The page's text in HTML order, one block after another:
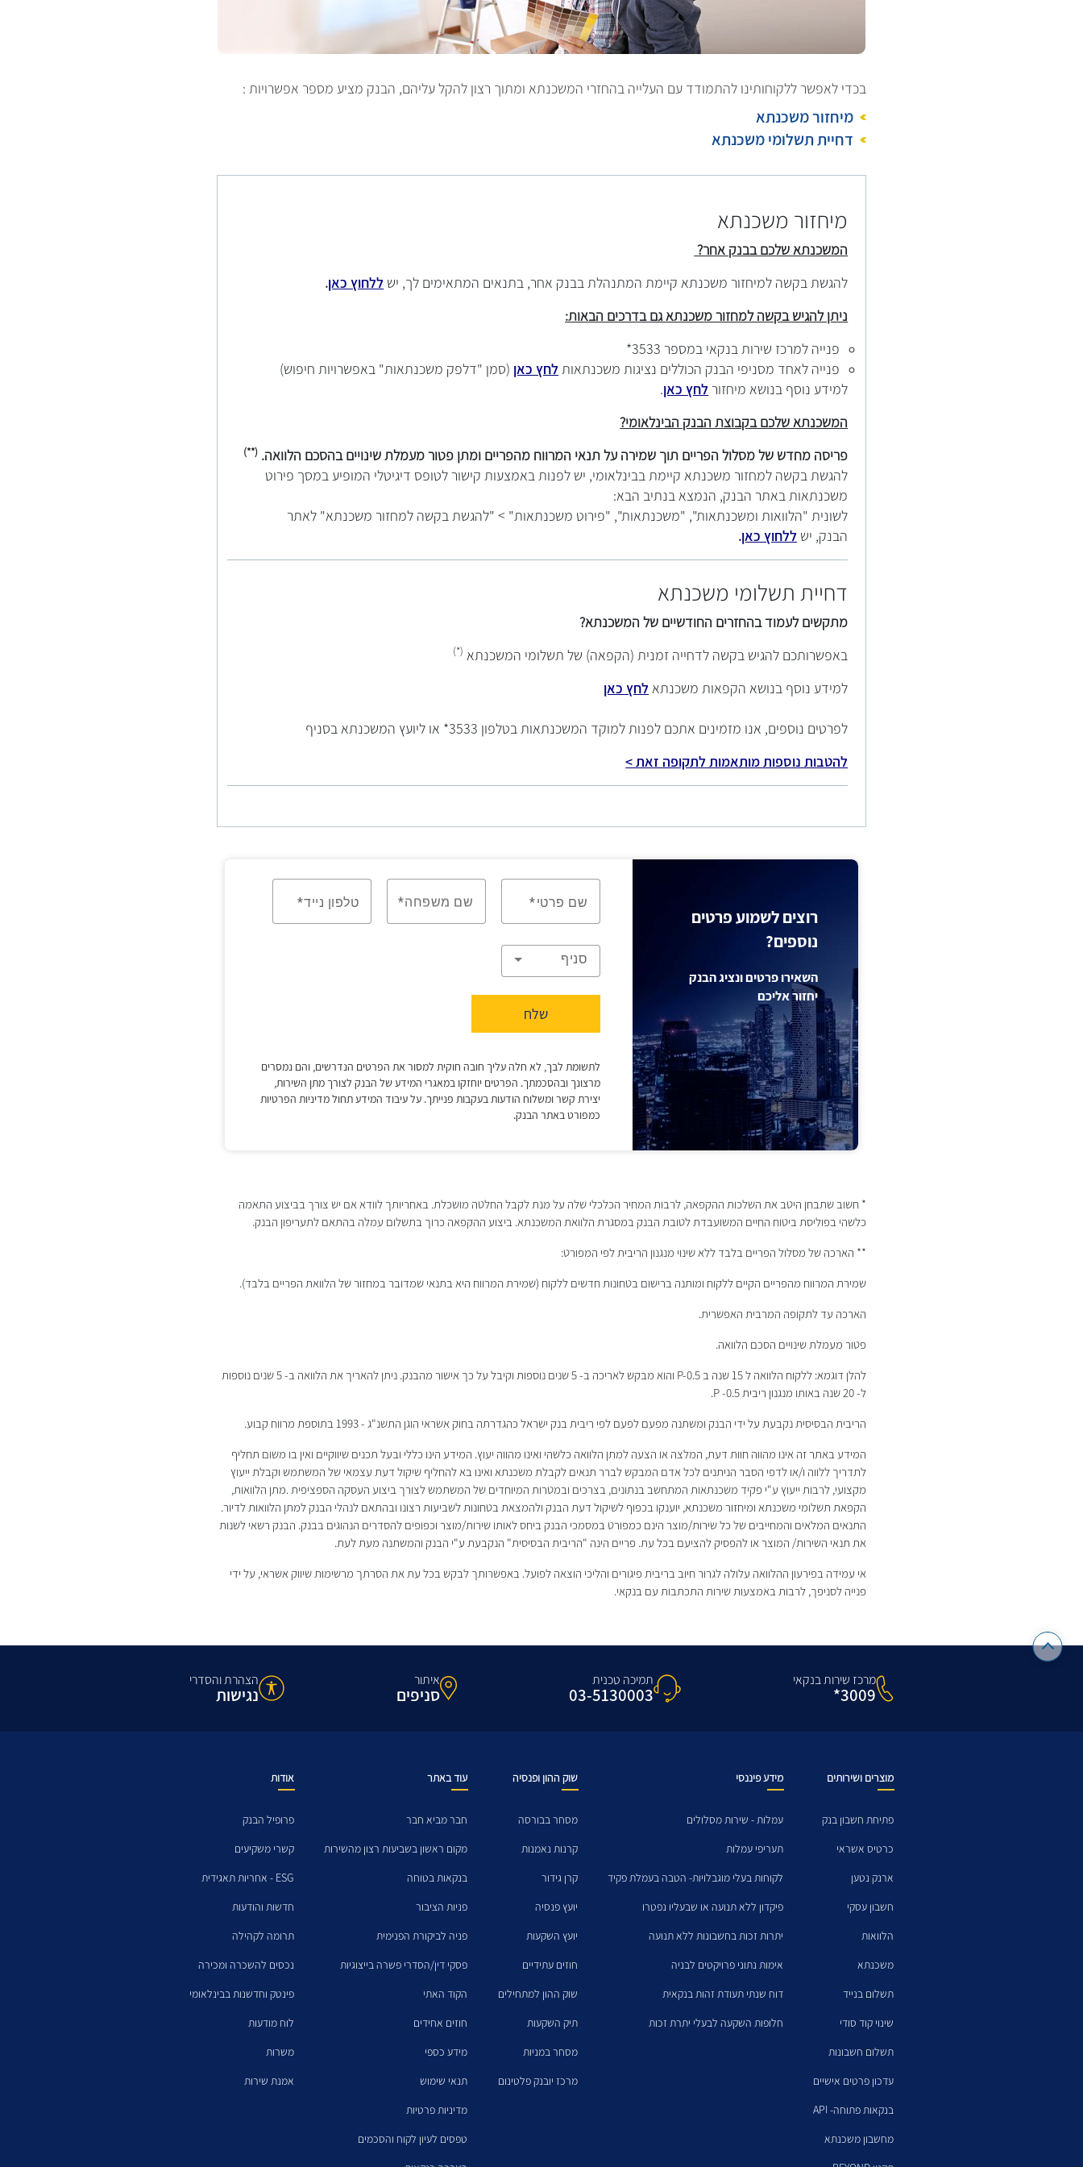
בכדי לאפשר ללקוחותינו להתמודד עם העלייה בהחזרי המשכנתא ומתוך רצון להקל עליהם, הבנק מציע מספר אפשרויות :
מיחזור משכנתא
דחיית תשלומי משכנתא
מיחזור משכנתא
המשכנתא שלכם בבנק אחר?
להגשת בקשה למיחזור משכנתא קיימת המתנהלת בבנק אחר, בתנאים המתאימים לך, יש ללחוץ כאן.
ניתן להגיש בקשה למחזור משכנתא גם בדרכים הבאות:
פנייה למרכז שירות בנקאי במספר 3533*
פנייה לאחד מסניפי הבנק הכוללים נציגות משכנתאות לחץ כאן (סמן "דלפק משכנתאות" באפשרויות חיפוש)
למידע נוסף בנושא מיחזור לחץ כאן.
המשכנתא שלכם בקבוצת הבנק הבינלאומי?
פריסה מחדש של מסלול הפריים תוך שמירה על תנאי המרווח מהפריים ומתן פטור מעמלת שינויים בהסכם הלוואה. (**)
להגשת בקשה למחזור משכנתא קיימת בבינלאומי, יש לפנות באמצעות קישור לטופס דיגיטלי המופיע במסך פירוט
משכנתאות באתר הבנק, הנמצא בנתיב הבא:
לשונית "הלוואות ומשכנתאות", "משכנתאות", "פירוט משכנתאות" > "להגשת בקשה למחזור משכנתא" לאתר
הבנק, יש ללחוץ כאן.
דחיית תשלומי משכנתא
מתקשים לעמוד בהחזרים החודשיים של המשכנתא?
באפשרותכם להגיש בקשה לדחייה זמנית (הקפאה) של תשלומי המשכנתא (*)
למידע נוסף בנושא הקפאות משכנתא לחץ כאן
לפרטים נוספים, אנו מזמינים אתכם לפנות למוקד המשכנתאות בטלפון 3533* או ליועץ המשכנתא בסניף
להטבות נוספות מותאמות לתקופה זאת >
* חשוב שתבחן היטב את השלכות ההקפאה, לרבות המחיר הכלכלי שלה על מנת לקבל החלטה מושכלת. באחריותך לוודא אם יש צורך בביצוע התאמה
כלשהי בפוליסת ביטוח החיים המשועבדת לטובת הבנק במסגרת הלוואת המשכנתא. ביצוע ההקפאה כרוך בתשלום עמלה בהתאם לתעריפון הבנק.
** הארכה של מסלול הפריים בלבד ללא שינוי מנגנון הריבית לפי המפורט:
שמירת המרווח מהפריים הקיים ללקוח ומותנה ברישום בטחונות חדשים ללקוח (שמירת המרווח היא בתנאי שמדובר במחזור של הלוואת הפריים בלבד).
הארכה עד לתקופה המרבית האפשרית.
פטור מעמלת שינויים הסכם הלוואה.
להלן דוגמא: ללקוח הלוואה ל 15 שנה ב P-0.5 והוא מבקש לאריכה ב- 5 שנים נוספות וקיבל על כך אישור מהבנק. ניתן להאריך את הלוואה ב- 5 שנים נוספות
ל- 20 שנה באותו מנגנון ריבית P -0.5.
הריבית הבסיסית נקבעת על ידי הבנק ומשתנה מפעם לפעם לפי ריבית בנק ישראל כהגדרתה בחוק אשראי הוגן התשנ"ג - 1993 בתוספת מרווח קבוע.
המידע באתר זה אינו מהווה חוות דעת, המלצה או הצעה למתן הלוואה כלשהי ואינו מהווה יעוץ. המידע הינו כללי ובעל תכנים שיווקיים ואין בו משום תחליף
לתדריך ללווה ו/או לדפי הסבר הניתנים לכל אדם המבקש לברר תנאים לקבלת משכנתא ואינו בא להחליף שיקול דעת עצמאי של המשתמש וקבלת ייעוץ
מקצועי, לרבות ייעוץ ע"י פקיד משכנתאות המתחשב בנתונים, בצרכים ובמטרות המיוחדים של המשתמש לצורך ביצוע העסקה הספציפית .מתן הלוואות,
הקפאת תשלומי משכנתא ומיחזור משכנתא, יוענקו בכפוף לשיקול דעת הבנק ולהמצאת בטחונות לשביעות רצונו ובהתאם לנהלי הבנק למתן הלוואות לדיור.
התנאים המלאים והמחייבים של כל שירות/מוצר הינם כמפורט במסמכי הבנק ביחס לאותו שירות/מוצר וכפופים להסדרים הנהוגים בבנק. הבנק רשאי לשנות
את תנאי השירות/ המוצר או להפסיק להציעם בכל עת. פריים הינה "הריבית הבסיסית" הנקבעת ע"י הבנק והמשתנה מעת לעת.
אי עמידה בפירעון ההלוואה עלולה לגרור חיוב בריבית פיגורים והליכי הוצאה לפועל. באפשרותך לבקש בכל עת את הסרתך מרשימות שיווק אשראי, על ידי
פנייה לסניפך, לרבות באמצעות שירות התכתבות עם בנקאי.
מרכז שירות בנקאי
3009*
תמיכה טכנית
03-5130003
איתור
סניפים
הצהרת והסדרי
נגישות
מוצרים ושירותים
פתיחת חשבון בנק
כרטיס אשראי
ארנק נטען
חשבון עסקי
הלוואות
משכנתא
תשלום בנייד
שינוי קוד סודי
תשלום חשבונות
עדכון פרטים אישיים
בנקאות פתוחה- API
מחשבון משכנתא
מידע פיננסי
עמלות - שירות מסלולים
תעריפי עמלות
לקוחות בעלי מוגבלויות- הטבה בעמלת פקיד
פיקדון ללא תנועה או שבעליו נפטרו
יתרות זכות בחשבונות ללא תנועה
אימות נתוני פרויקטים לבניה
דוח שנתי תעודת זהות בנקאית
חלופות השקעה לבעלי יתרת זכות
שוק ההון ופנסיה
מסחר בבורסה
קרנות נאמנות
קרן גידור
יועץ פנסיה
יועץ השקעות
חוזים עתידיים
שוק ההון למתחילים
תיק השקעות
מסחר במניות
מרכז יובנק פלטינום
עוד באתר
חבר מביא חבר
מקום ראשון בשביעות רצון מהשירות
בנקאות בטוחה
פניות הציבור
פניה לביקורת הפנימית
פסקי דין/הסדרי פשרה בייצוגיות
הקוד האתי
חוזים אחידים
מידע כספי
תנאי שימוש
מדיניות פרטיות
טפסים לעיון לקוח והסכמים
אודות
פרופיל הבנק
קשרי משקיעים
ESG - אחריות תאגידית
חדשות והודעות
תרומה לקהילה
נכסים להשכרה ומכירה
פינטק וחדשנות בבינלאומי
לוח מודעות
משרות
אמנת שירות